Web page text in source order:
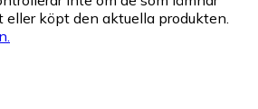
köpt den aktuella produkten.